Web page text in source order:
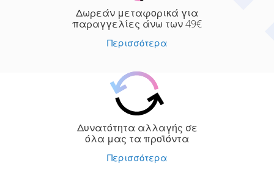
Δωρεάν μεταφορικά για
παραγγελίες άνω των 49€
Περισσότερα
Δυνατότητα αλλαγής σε
όλα μας τα προϊόντα
Περισσότερα